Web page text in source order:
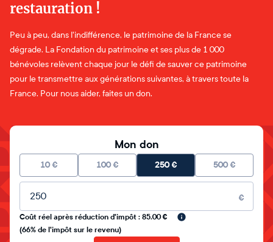
restauration !
Peu à peu, dans l'indifférence, le patrimoine de la France se
dégrade. La Fondation du patrimoine et ses plus de 1 000
bénévoles relèvent chaque jour le défi de sauver ce patrimoine
pour le transmettre aux générations suivantes, à travers toute la
France. Pour nous aider, faites un don.
Mon don
10 € 100 € 250€ 500 €
Montant libre
€
Coût réel après réduction d'impôt : 85.00 €
(66% de l'impôt sur le revenu)